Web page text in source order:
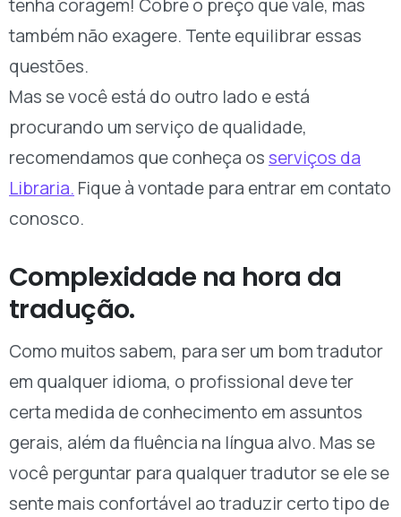
tenha coragem! Cobre o preço que vale, mas
também não exagere. Tente equilibrar essas
questões.
Mas se você está do outro lado e está
procurando um serviço de qualidade,
recomendamos que conheça os serviços da
Libraria. Fique à vontade para entrar em contato
conosco.
Complexidade na hora da
tradução.
Como muitos sabem, para ser um bom tradutor
em qualquer idioma, o profissional deve ter
certa medida de conhecimento em assuntos
gerais, além da fluência na língua alvo. Mas se
você perguntar para qualquer tradutor se ele se
sente mais confortável ao traduzir certo tipo de